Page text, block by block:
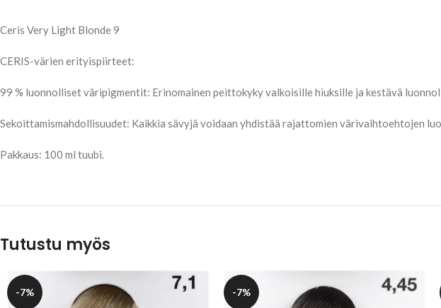
Ceris Very Light Blonde 9
CERIS-värien erityispiirteet:
99 % luonnolliset väripigmentit: Erinomainen peittokyky valkoisille hiuksille ja kestävä
Sekoittamismahdollisuudet: Kaikkia sävyjä voidaan yhdistää rajattomien värivaihtoehtojen
Pakkaus: 100 ml tuubi.
Tutustu myös
-7% -7%